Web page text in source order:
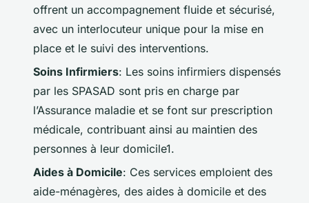
offrent un accompagnement fluide et sécurisé,
avec un interlocuteur unique pour la mise en
place et le suivi des interventions.
Soins Infirmiers: Les soins infirmiers dispensés
par les SPASAD sont pris en charge par
l’Assurance maladie et se font sur prescription
médicale, contribuant ainsi au maintien des
personnes à leur domicile1.
Aides à Domicile: Ces services emploient des
aide-ménagères, des aides à domicile et des